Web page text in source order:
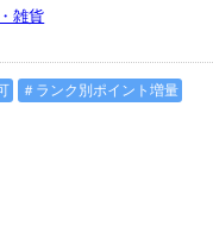
雑貨
＃ランク別ポイント増量